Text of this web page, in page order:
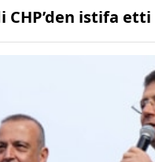
CHP’den istifa etti